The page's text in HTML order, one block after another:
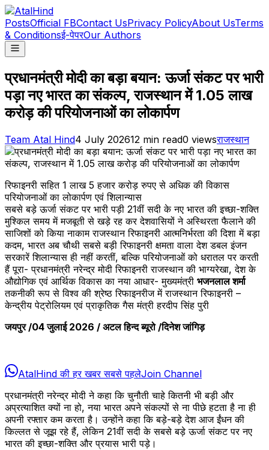
PostsOfficial FBContact UsPrivacy PolicyAbout UsTerms
& Conditionsई-पेपरOur Authors
प्रधानमंत्री मोदी का बड़ा बयान: ऊर्जा संकट पर भारी
पड़ा नए भारत का संकल्प, राजस्थान में 1.05 लाख
करोड़ की परियोजनाओं का लोकार्पण
Team Atal Hind4 July 202612 min read0 viewsराजस्थान
रिफाइनरी सहित 1 लाख 5 हजार करोड़ रुपए से अधिक की विकास
परियोजनाओं का लोकार्पण एवं शिलान्यास
सबसे बड़े ऊर्जा संकट पर भारी पड़ी 21वीं सदी के नए भारत की इच्छा-शक्ति
मुश्किल समय में मजबूती से खड़े रह कर देशवासियों ने अस्थिरता फैलाने की
साजिशों को किया नाकाम राजस्थान रिफाइनरी आत्मनिर्भरता की दिशा में बड़ा
कदम, भारत अब चौथी सबसे बड़ी रिफाइनरी क्षमता वाला देश डबल इंजन
सरकारें शिलान्यास ही नहीं करतीं, बल्कि परियोजनाओं को धरातल पर करती
हैं पूरा- प्रधानमंत्री नरेन्द्र मोदी रिफाइनरी राजस्थान की भाग्यरेखा, देश के
औद्योगिक एवं आर्थिक विकास का नया आधार- मुख्यमंत्री भजनलाल शर्मा
तकनीकी रूप से विश्व की श्रेष्ठ रिफाइनरीज में राजस्थान रिफाइनरी –
केन्द्रीय पेट्रोलियम एवं प्राकृतिक गैस मंत्री हरदीप सिंह पुरी
जयपुर /04 जुलाई 2026 / अटल हिन्द ब्यूरो /दिनेश जांगिड़
AtalHind की हर खबर सबसे पहलेJoin Channel
प्रधानमंत्री नरेन्द्र मोदी ने कहा कि चुनौती चाहे कितनी भी बड़ी और
अप्रत्याशित क्यों ना हो, नया भारत अपने संकल्पों से ना पीछे हटता है ना ही
अपनी रफ्तार कम करता है। उन्होंने कहा कि बड़े-बड़े देश आज ईंधन की
किल्लत से जूझ रहे हैं, लेकिन 21वीं सदी के सबसे बड़े ऊर्जा संकट पर नए
भारत की इच्छा-शक्ति और प्रयास भारी पड़े।